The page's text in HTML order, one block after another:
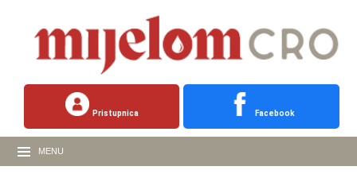
Pristupnica Facebook
MENU